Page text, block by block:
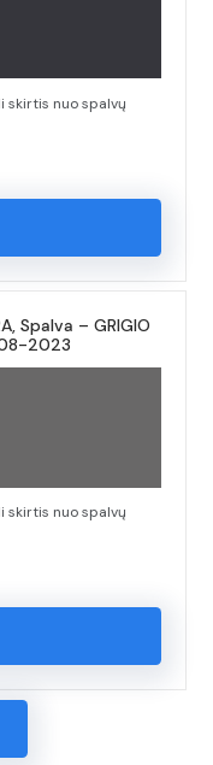
skirtis nuo spalvų
Spalva – GRIGIO
2023
skirtis nuo spalvų